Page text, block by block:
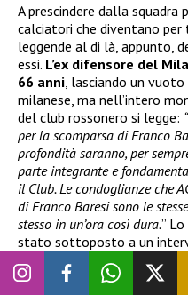
A prescindere dalla
calciatori che diventano
leggende al di là, appunto,
essi. L’ex difensore del
66 anni , lasciando un
milanese, ma nell’intero
del club rossonero si legge:
per la scomparsa di Franco
profondità saranno, per
parte integrante e
il Club. Le condoglianze che
di Franco Baresi sono le
stesso in un’ora così dura.”
stato sottoposto a un
e inizialmente sembrava
sotto controllo. Poi, però,